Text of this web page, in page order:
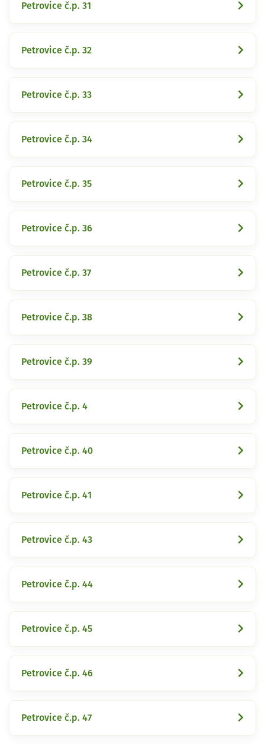
Petrovice č.p. 31
Petrovice č.p. 32
Petrovice č.p. 33
Petrovice č.p. 34
Petrovice č.p. 35
Petrovice č.p. 36
Petrovice č.p. 37
Petrovice č.p. 38
Petrovice č.p. 39
Petrovice č.p. 4
Petrovice č.p. 40
Petrovice č.p. 41
Petrovice č.p. 43
Petrovice č.p. 44
Petrovice č.p. 45
Petrovice č.p. 46
Petrovice č.p. 47